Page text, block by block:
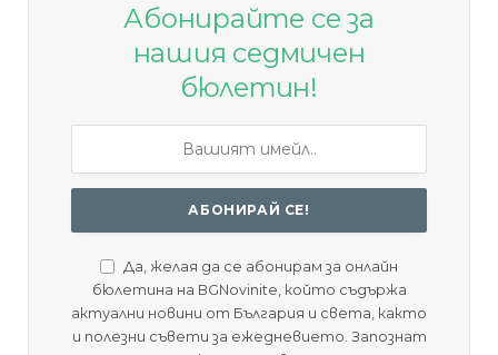
Абонирайте се за
нашия седмичен
бюлетин!
Да, желая да се абонирам за онлайн
бюлетина на BGNovinite, който съдържа
актуални новини от България и света, както
и полезни съвети за ежедневието. Запознат